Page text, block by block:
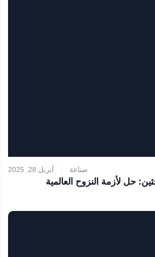
صناعة أبريل 28, 2025
حل لأزمة النزوح العالمية